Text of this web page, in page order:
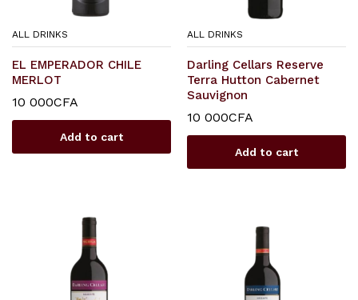
ALL DRINKS
EL EMPERADOR CHILE
MERLOT
10 000CFA
Add to cart
ALL DRINKS
Darling Cellars Reserve
Terra Hutton Cabernet
Sauvignon
10 000CFA
Add to cart